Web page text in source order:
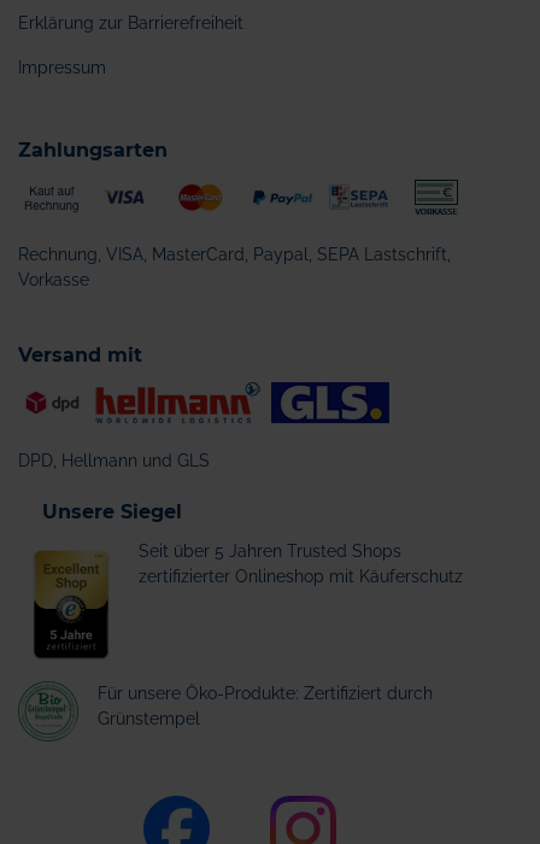
Erklärung zur Barrierefreiheit
Impressum
Zahlungsarten
Rechnung, VISA, MasterCard, Paypal, SEPA Lastschrift,
Vorkasse
Versand mit
DPD, Hellmann und GLS
Unsere Siegel
Seit über 5 Jahren Trusted Shops
zertifizierter Onlineshop mit Käuferschutz
Für unsere Öko-Produkte: Zertifiziert durch
Grünstempel